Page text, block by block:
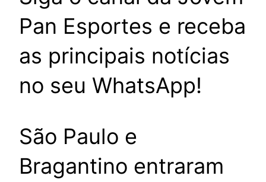
Pan Esportes e receba
as principais notícias
no seu WhatsApp!
São Paulo e
Bragantino entraram